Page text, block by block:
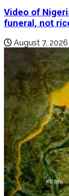
Video of
funeral, not
August 7, 2026